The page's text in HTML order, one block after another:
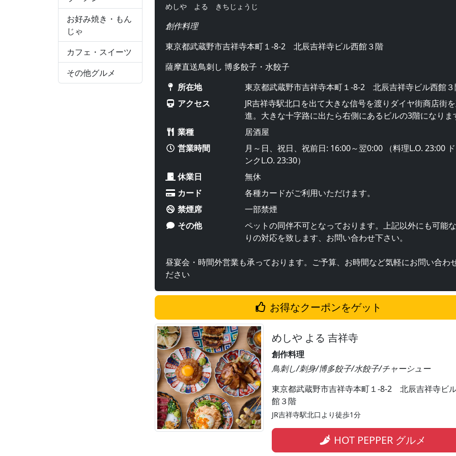
めしや よる きちじょうじ
創作料理
東京都武蔵野市吉祥寺本町１-8-2 北辰吉祥寺ビル西館３階
薩摩直送鳥刺し 博多餃子・水餃子
所在地
東京都武蔵野市吉祥寺本町１-8-2 北辰吉祥寺ビル西館
アクセス
JR吉祥寺駅北口を出て大きな信号を渡りダイヤ街商店街
進。大きな十字路に出たら右側にあるビルの3階になりま
業種
居酒屋
営業時間
月～日、祝日、祝前日: 16:00～翌0:00 （料理L.O. 23:00 ド
ンクL.O. 23:30）
休業日
無休
カード
各種カードがご利用いただけます。
禁煙席
一部禁煙
その他
ペットの同伴不可となっております。上記以外にも可能
りの対応を致します、お問い合わせ下さい。
昼宴会・時間外営業も承っております。ご予算、お時間など気軽にお問い合わ
ださい
お得なクーポンをゲット
めしや よる 吉祥寺
創作料理
鳥刺し/刺身/博多餃子/水餃子/チャーシュー
東京都武蔵野市吉祥寺本町１-8-2 北辰吉祥寺ビ
館３階
JR吉祥寺駅北口より徒歩1分
HOT PEPPER グルメ
お好み焼き・もん
じゃ
カフェ・スイーツ
その他グルメ